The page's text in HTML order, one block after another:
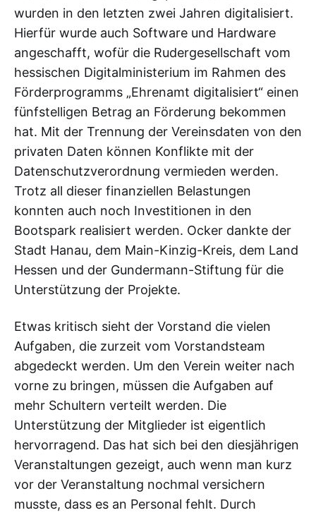
wurden in den letzten zwei Jahren digitalisiert.
Hierfür wurde auch Software und Hardware
angeschafft, wofür die Rudergesellschaft vom
hessischen Digitalministerium im Rahmen des
Förderprogramms „Ehrenamt digitalisiert“ einen
fünfstelligen Betrag an Förderung bekommen
hat. Mit der Trennung der Vereinsdaten von den
privaten Daten können Konflikte mit der
Datenschutzverordnung vermieden werden.
Trotz all dieser finanziellen Belastungen
konnten auch noch Investitionen in den
Bootspark realisiert werden. Ocker dankte der
Stadt Hanau, dem Main-Kinzig-Kreis, dem Land
Hessen und der Gundermann-Stiftung für die
Unterstützung der Projekte.
Etwas kritisch sieht der Vorstand die vielen
Aufgaben, die zurzeit vom Vorstandsteam
abgedeckt werden. Um den Verein weiter nach
vorne zu bringen, müssen die Aufgaben auf
mehr Schultern verteilt werden. Die
Unterstützung der Mitglieder ist eigentlich
hervorragend. Das hat sich bei den diesjährigen
Veranstaltungen gezeigt, auch wenn man kurz
vor der Veranstaltung nochmal versichern
musste, dass es an Personal fehlt. Durch